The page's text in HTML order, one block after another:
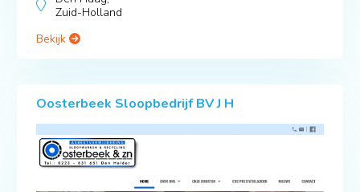
Zuid-Holland
Bekijk
Oosterbeek Sloopbedrijf BV J H